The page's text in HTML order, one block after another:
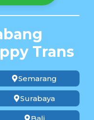
Trans
Semarang
Surabaya